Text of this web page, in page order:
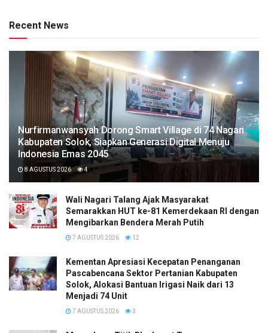
Recent News
Nurfirmanwansyah Dorong Smart Village di 74 Nagari
Kabupaten Solok, Siapkan Generasi Digital Menuju
Indonesia Emas 2045
8 AGUSTUS 2026 4
Wali Nagari Talang Ajak Masyarakat
Semarakkan HUT ke-81 Kemerdekaan RI dengan
Mengibarkan Bendera Merah Putih
7 AGUSTUS 2026 12
Kementan Apresiasi Kecepatan Penanganan
Pascabencana Sektor Pertanian Kabupaten
Solok, Alokasi Bantuan Irigasi Naik dari 13
Menjadi 74 Unit
7 AGUSTUS 2026 3